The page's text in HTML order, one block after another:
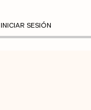
INICIAR SESIÓN